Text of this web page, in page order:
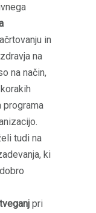
in
na
na način,
programa
tudi na
ki
pri